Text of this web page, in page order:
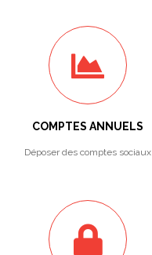
COMPTES ANNUELS
Déposer des comptes sociaux